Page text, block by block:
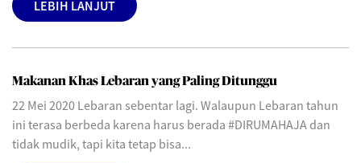
LEBIH LANJUT
Makanan Khas Lebaran yang Paling Ditunggu
22 Mei 2020 Lebaran sebentar lagi. Walaupun Lebaran tahun
ini terasa berbeda karena harus berada #DIRUMAHAJA dan
tidak mudik, tapi kita tetap bisa...